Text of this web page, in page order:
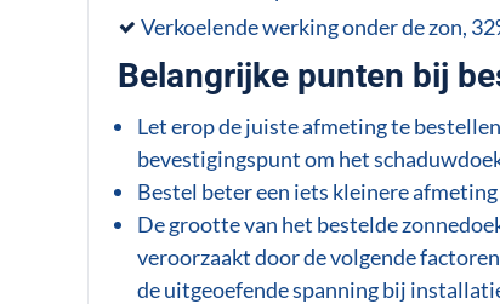
Verkoelende werking onder de zon,
Belangrijke punten bij
Let erop de juiste afmeting te
bevestigingspunt om het
Bestel beter een iets kleinere
De grootte van het bestelde
veroorzaakt door de volgende
de uitgeoefende spanning bij